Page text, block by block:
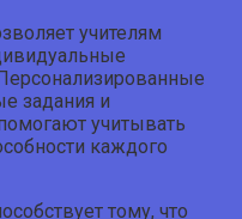
учителям
задания и
учитывать
каждого
тому, что